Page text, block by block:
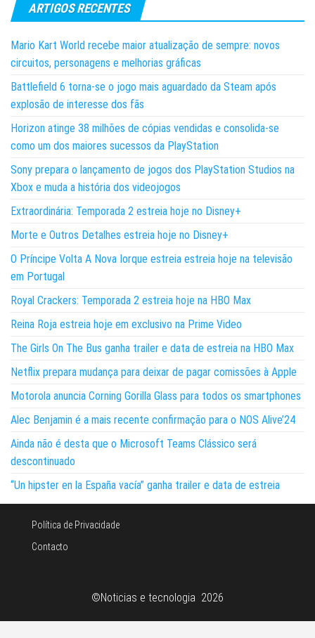
ARTIGOS RECENTES
Mario Kart World recebe maior atualização de sempre: novos
circuitos, personagens e melhorias gráficas
Battlefield 6 torna-se o jogo mais aguardado da Steam após
explosão de interesse dos fãs
Horizon atinge 38 milhões de cópias vendidas e consolida-se
como um dos maiores sucessos da PlayStation
Sony prepara o lançamento de jogos dos PlayStation Studios na
Xbox e muda a história dos videojogos
Extraordinária: Temporada 2 estreia hoje no Disney+
Morte e Outros Detalhes estreia hoje no Disney+
O Príncipe Volta A Nova Iorque estreia estreia hoje na televisão
em Portugal
Royal Crackers: Temporada 2 estreia hoje na HBO Max
Reina Roja estreia hoje em exclusivo na Prime Video
The Girls On The Bus ganha trailer e data de estreia na HBO Max
Netflix prepara mudança para deixar de pagar comissões à Apple
Motorola anuncia Corning Gorilla Glass para todos os smartphones
Alec Benjamin é a mais recente confirmação para o NOS Alive’24
Ainda não é desta que o Microsoft Teams Clássico será
descontinuado
“Un hipster en la España vacía” ganha trailer e data de estreia
Política de Privacidade
Contacto
©Noticias e tecnologia 2026